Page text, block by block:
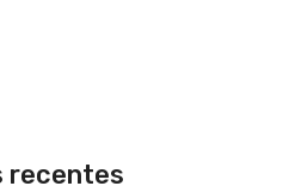
recentes